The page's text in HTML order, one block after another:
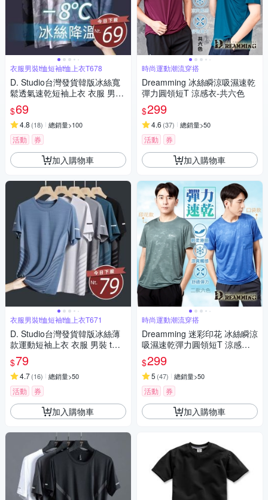
衣服男裝t恤短袖t恤上衣T678
D. Studio台灣發貨韓版冰絲寬
鬆透氣速乾短袖上衣 衣服 男
裝 t恤 短袖t恤 上衣T678
$69
4.8 (18) 總銷量>100
活動 券
加入購物車
衣服男裝t恤短袖t恤上衣T671
D. Studio台灣發貨韓版冰絲薄
款運動短袖上衣 衣服 男裝 t
恤 短袖t恤 上衣T671
$79
4.7(16) 總銷量>50
活動 券
加入購物車
時尚運動潮流穿搭
Dreamming 冰絲瞬涼吸濕速乾
彈力圓領短T 涼感衣-共六色
$299
4.6 (37) 總銷量>50
活動 券
加入購物車
時尚運動潮流穿搭
Dreamming 迷彩印花 冰絲瞬涼
吸濕速乾彈力圓領短T 涼感衣-
共二款
$299
5 (47) 總銷量>50
活動 券
加入購物車